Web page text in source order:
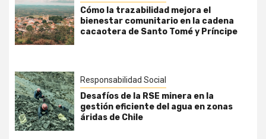
Cómo la trazabilidad mejora el
bienestar comunitario en la cadena
cacaotera de Santo Tomé y Príncipe
Responsabilidad Social
Desafíos de la RSE minera en la
gestión eficiente del agua en zonas
áridas de Chile